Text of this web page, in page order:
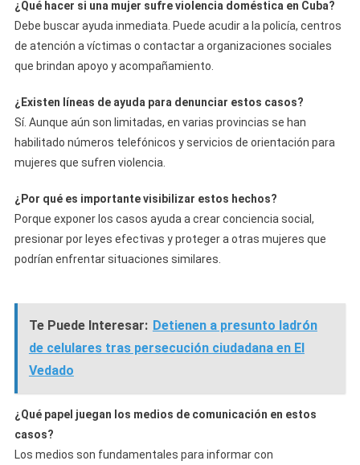
¿Qué hacer si una mujer sufre violencia doméstica en Cuba?
Debe buscar ayuda inmediata. Puede acudir a la policía, centros
de atención a víctimas o contactar a organizaciones sociales
que brindan apoyo y acompañamiento.
¿Existen líneas de ayuda para denunciar estos casos?
Sí. Aunque aún son limitadas, en varias provincias se han
habilitado números telefónicos y servicios de orientación para
mujeres que sufren violencia.
¿Por qué es importante visibilizar estos hechos?
Porque exponer los casos ayuda a crear conciencia social,
presionar por leyes efectivas y proteger a otras mujeres que
podrían enfrentar situaciones similares.
Te Puede Interesar: Detienen a presunto ladrón
de celulares tras persecución ciudadana en El
Vedado
¿Qué papel juegan los medios de comunicación en estos
casos?
Los medios son fundamentales para informar con